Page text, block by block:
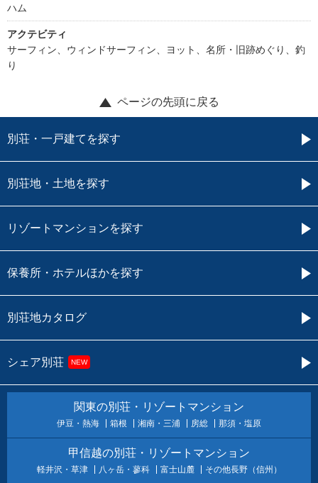
ハム
アクテビティ
サーフィン、ウィンドサーフィン、ヨット、名所・旧跡めぐり、釣
り
ページの先頭に戻る
別荘・一戸建てを探す
別荘地・土地を探す
リゾートマンションを探す
保養所・ホテルほかを探す
別荘地カタログ
シェア別荘 NEW
関東の別荘・リゾートマンション
伊豆・熱海 箱根 湘南・三浦 房総 那須・塩原
甲信越の別荘・リゾートマンション
軽井沢・草津 八ヶ岳・蓼科 富士山麓 その他長野（信州）